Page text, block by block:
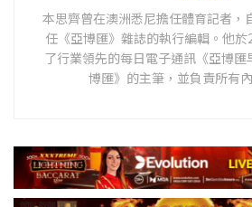
本思齊曾在澳洲悉尼擔任體育記者，
任《亞博匯》雜誌的執行編輯。他
了行業領先的每日電子通訊《亞博匯
博匯》的主筆，並負責所有